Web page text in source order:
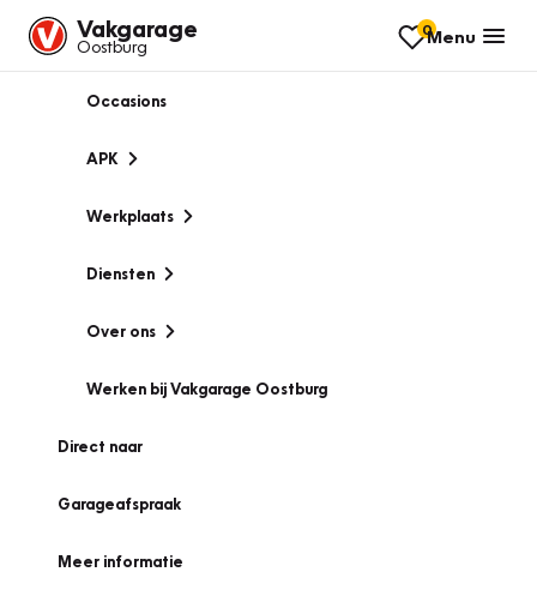
Vakgarage
Oostburg
0Menu
Occasions
APK
Werkplaats
Diensten
Over ons
Werken bij Vakgarage Oostburg
Direct naar
Garageafspraak
Meer informatie